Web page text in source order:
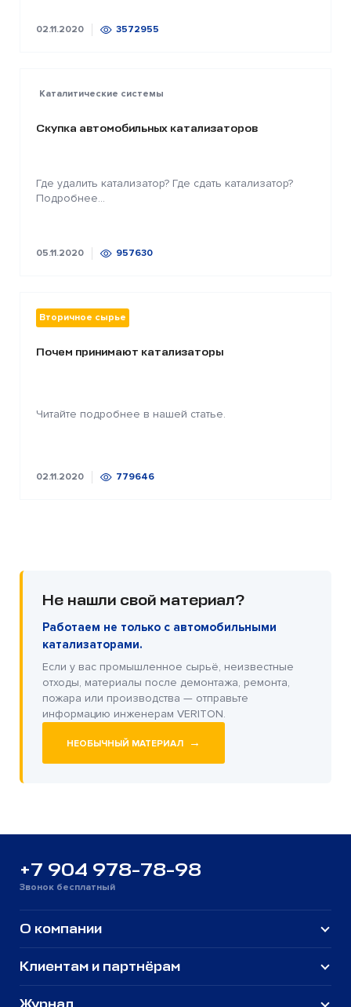
02.11.2020 3572955
Каталитические системы
Скупка автомобильных катализаторов
Где удалить катализатор? Где сдать катализатор?
Подробнее...
05.11.2020 957630
Вторичное сырье
Почем принимают катализаторы
Читайте подробнее в нашей статье.
02.11.2020 779646
Не нашли свой материал?
Работаем не только с автомобильными
катализаторами.
Если у вас промышленное сырьё, неизвестные
отходы, материалы после демонтажа, ремонта,
пожара или производства — отправьте
информацию инженерам VERITON.
НЕОБЫЧНЫЙ МАТЕРИАЛ →
+7 904 978-78-98
Звонок бесплатный
О компании
Клиентам и партнёрам